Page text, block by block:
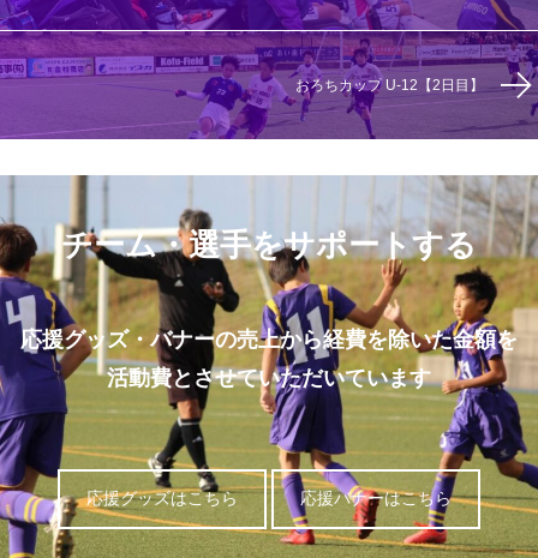
おろちカップ U-12【2日目】
チーム・選手をサポートする
応援グッズ・バナーの売上から経費を除いた金額を
活動費とさせていただいています
応援グッズはこちら 応援バナーはこちら